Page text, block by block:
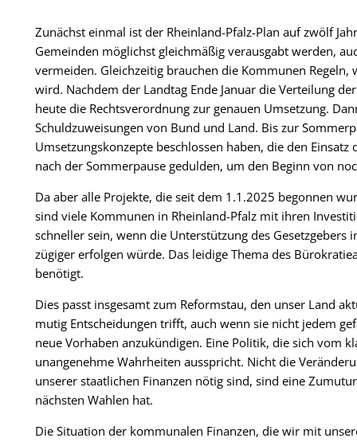
Zunächst einmal ist der Rheinland-Pfalz-Plan auf zwölf
Gemeinden möglichst gleichmäßig verausgabt werden,
vermeiden. Gleichzeitig brauchen die Kommunen
wird. Nachdem der Landtag Ende Januar die Verteilung
heute die Rechtsverordnung zur genauen Umsetzung.
Schuldzuweisungen von Bund und Land. Bis zur
Umsetzungskonzepte beschlossen haben, die den
nach der Sommerpause gedulden, um den Beginn von
Da aber alle Projekte, die seit dem 1.1.2025 begonnen
sind viele Kommunen in Rheinland-Pfalz mit ihren
schneller sein, wenn die Unterstützung des
zügiger erfolgen würde. Das leidige Thema des
benötigt.
Dies passt insgesamt zum Reformstau, den unser Land
mutig Entscheidungen trifft, auch wenn sie nicht jedem
neue Vorhaben anzukündigen. Eine Politik, die sich vom
unangenehme Wahrheiten ausspricht. Nicht die
unserer staatlichen Finanzen nötig sind, sind eine
nächsten Wahlen hat.
Die Situation der kommunalen Finanzen, die wir mit